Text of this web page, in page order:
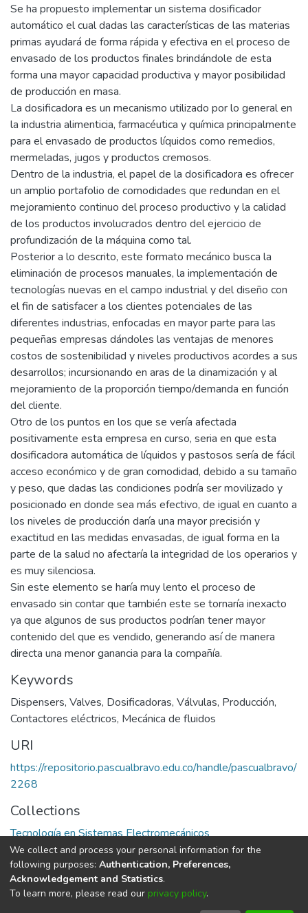
Se ha propuesto implementar un sistema dosificador
automático el cual dadas las características de las materias
primas ayudará de forma rápida y efectiva en el proceso de
envasado de los productos finales brindándole de esta
forma una mayor capacidad productiva y mayor posibilidad
de producción en masa.
La dosificadora es un mecanismo utilizado por lo general en
la industria alimenticia, farmacéutica y química principalmente
para el envasado de productos líquidos como remedios,
mermeladas, jugos y productos cremosos.
Dentro de la industria, el papel de la dosificadora es ofrecer
un amplio portafolio de comodidades que redundan en el
mejoramiento continuo del proceso productivo y la calidad
de los productos involucrados dentro del ejercicio de
profundización de la máquina como tal.
Posterior a lo descrito, este formato mecánico busca la
eliminación de procesos manuales, la implementación de
tecnologías nuevas en el campo industrial y del diseño con
el fin de satisfacer a los clientes potenciales de las
diferentes industrias, enfocadas en mayor parte para las
pequeñas empresas dándoles las ventajas de menores
costos de sostenibilidad y niveles productivos acordes a sus
desarrollos; incursionando en aras de la dinamización y al
mejoramiento de la proporción tiempo/demanda en función
del cliente.
Otro de los puntos en los que se vería afectada
positivamente esta empresa en curso, seria en que esta
dosificadora automática de líquidos y pastosos sería de fácil
acceso económico y de gran comodidad, debido a su tamaño
y peso, que dadas las condiciones podría ser movilizado y
posicionado en donde sea más efectivo, de igual en cuanto a
los niveles de producción daría una mayor precisión y
exactitud en las medidas envasadas, de igual forma en la
parte de la salud no afectaría la integridad de los operarios y
es muy silenciosa.
Sin este elemento se haría muy lento el proceso de
envasado sin contar que también este se tornaría inexacto
ya que algunos de sus productos podrían tener mayor
contenido del que es vendido, generando así de manera
directa una menor ganancia para la compañía.
Keywords
Dispensers, Valves, Dosificadoras, Válvulas, Producción,
Contactores eléctricos, Mecánica de fluidos
URI
https://repositorio.pascualbravo.edu.co/handle/pascualbravo/
2268
Collections
Tecnología en Sistemas Electromecánicos
Full item page
DSpace softwarecopyright © 2002-2026
We collect and process your personal information for the
following purposes: Authentication, Preferences,
Acknowledgement and Statistics.
To learn more, please read our privacy policy.